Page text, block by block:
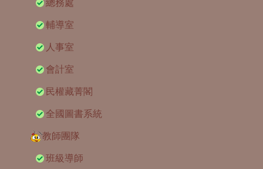
總務處
輔導室
人事室
會計室
民權藏菁閣
全國圖書系統
教師團隊
班級導師